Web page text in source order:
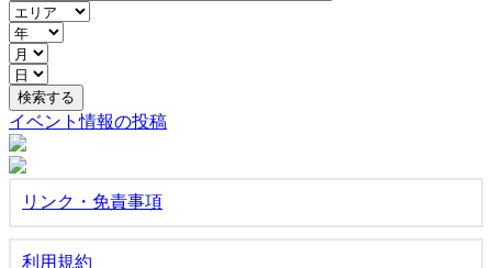
イベント情報の投稿
リンク・免責事項
利用規約